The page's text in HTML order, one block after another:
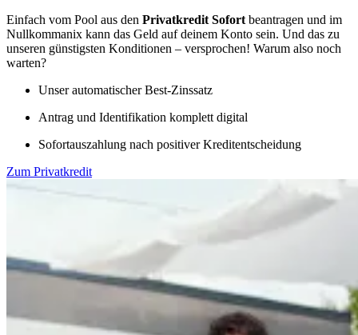
Einfach vom Pool aus den Privatkredit Sofortbeantragen und im
Nullkommanix kann das Geld auf deinem Konto sein. Und das zu
unseren günstigsten Konditionen – versprochen! Warum also noch
warten?
Unser automatischer Best-Zinssatz
Antrag und Identifikation komplett digital
Sofortauszahlung nach positiver Kreditentscheidung
Zum Privatkredit